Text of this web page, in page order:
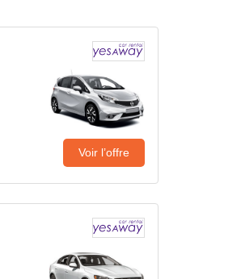
Voir l’offre